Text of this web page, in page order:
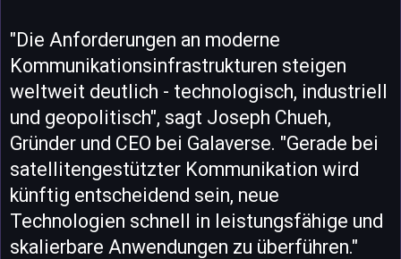
"Die Anforderungen an moderne
Kommunikationsinfrastrukturen steigen
weltweit deutlich - technologisch, industriell
und geopolitisch", sagt Joseph Chueh,
Gründer und CEO bei Galaverse. "Gerade bei
satellitengestützter Kommunikation wird
künftig entscheidend sein, neue
Technologien schnell in leistungsfähige und
skalierbare Anwendungen zu überführen."